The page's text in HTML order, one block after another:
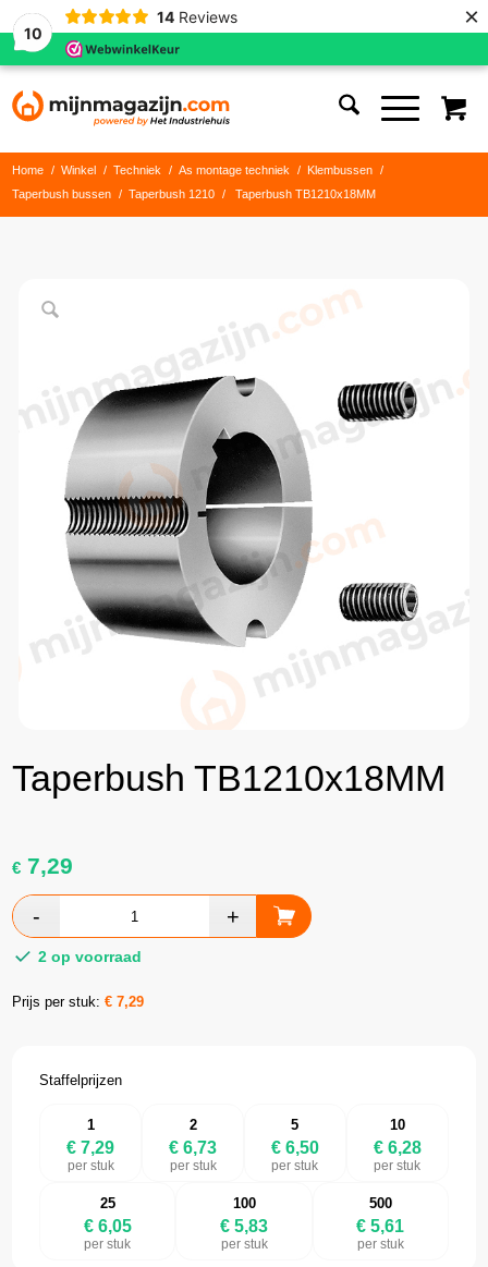
10
14 Reviews ×
Home / Winkel / Techniek / As montage techniek / Klembussen
/
Taperbush bussen
/ Taperbush 1210 / Taperbush TB1210x18MM
Taperbush TB1210x18MM
€ 7,29
2 op voorraad
Prijs per stuk:€7,29
Staffelprijzen
1
€ 7,29
per stuk
2
€ 6,73
per stuk
5
€ 6,50
per stuk
10
€ 6,28
per stuk
25
€ 6,05
per stuk
100
€ 5,83
per stuk
500
€ 5,61
per stuk